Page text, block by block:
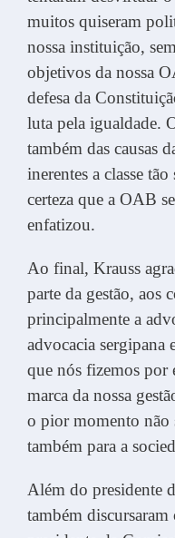
muitos quiseram
nossa instituição,
objetivos da nossa
defesa da
luta pela igualdade.
também das causas
inerentes a classe
certeza que a OAB
enfatizou.
Ao final, Krauss
parte da gestão, aos
principalmente a
advocacia sergipana
que nós fizemos por
marca da nossa
o pior momento não
também para a
Além do presidente
também